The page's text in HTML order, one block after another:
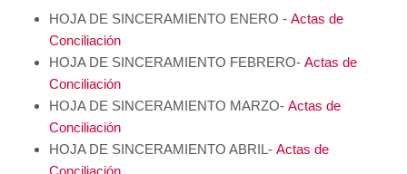
HOJA DE SINCERAMIENTO ENERO - Actas de
Conciliación
HOJA DE SINCERAMIENTO FEBRERO- Actas de
Conciliación
HOJA DE SINCERAMIENTO MARZO- Actas de
Conciliación
HOJA DE SINCERAMIENTO ABRIL- Actas de
Conciliación